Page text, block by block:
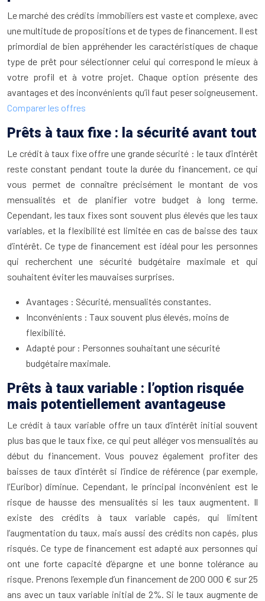
Le marché des crédits immobiliers est vaste et complexe, avec
une multitude de propositions et de types de financement. Il est
primordial de bien appréhender les caractéristiques de chaque
type de prêt pour sélectionner celui qui correspond le mieux à
votre profil et à votre projet. Chaque option présente des
avantages et des inconvénients qu’il faut peser soigneusement.
Comparer les offres
Prêts à taux fixe : la sécurité avant tout
Le crédit à taux fixe offre une grande sécurité : le taux d’intérêt
reste constant pendant toute la durée du financement, ce qui
vous permet de connaître précisément le montant de vos
mensualités et de planifier votre budget à long terme.
Cependant, les taux fixes sont souvent plus élevés que les taux
variables, et la flexibilité est limitée en cas de baisse des taux
d’intérêt. Ce type de financement est idéal pour les personnes
qui recherchent une sécurité budgétaire maximale et qui
souhaitent éviter les mauvaises surprises.
Avantages : Sécurité, mensualités constantes.
Inconvénients : Taux souvent plus élevés, moins de
flexibilité.
Adapté pour : Personnes souhaitant une sécurité
budgétaire maximale.
Prêts à taux variable : l’option risquée
mais potentiellement avantageuse
Le crédit à taux variable offre un taux d’intérêt initial souvent
plus bas que le taux fixe, ce qui peut alléger vos mensualités au
début du financement. Vous pouvez également profiter des
baisses de taux d’intérêt si l’indice de référence (par exemple,
l’Euribor) diminue. Cependant, le principal inconvénient est le
risque de hausse des mensualités si les taux augmentent. Il
existe des crédits à taux variable capés, qui limitent
l’augmentation du taux, mais aussi des crédits non capés, plus
risqués. Ce type de financement est adapté aux personnes qui
ont une forte capacité d’épargne et une bonne tolérance au
risque. Prenons l’exemple d’un financement de 200 000 € sur 25
ans avec un taux variable initial de 2%. Si le taux augmente de